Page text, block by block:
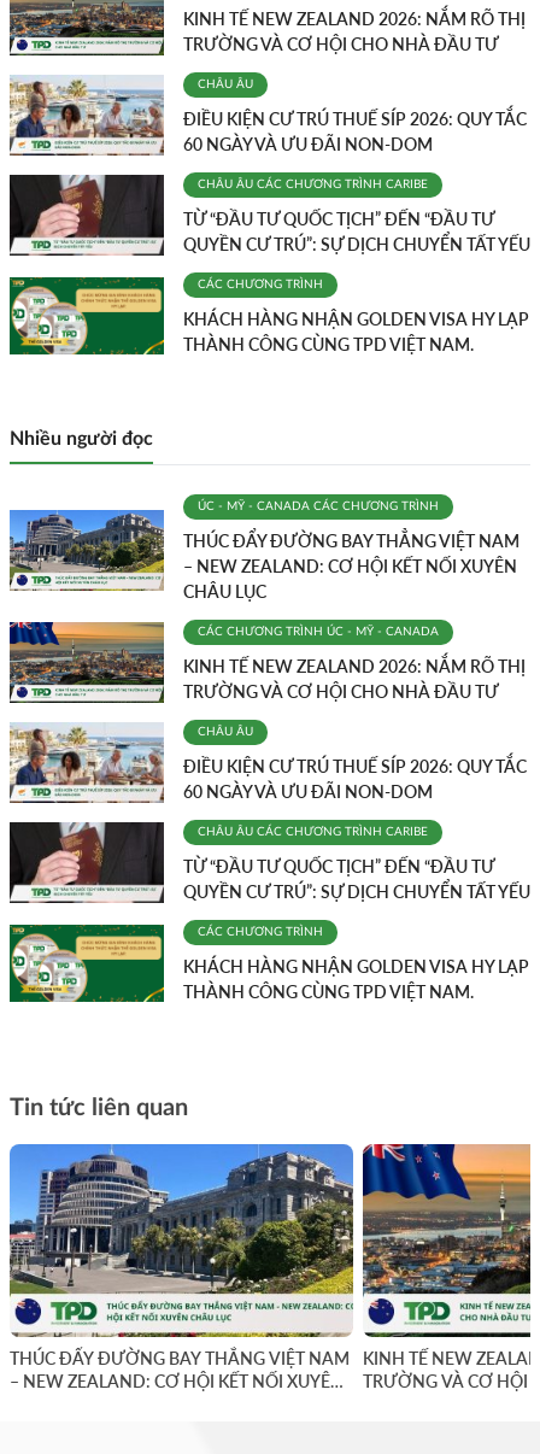
KINH TẾ NEW ZEALAND 2026: NẮM RÕ THỊ
TRƯỜNG VÀ CƠ HỘI CHO NHÀ ĐẦU TƯ
CHÂU ÂU
ĐIỀU KIỆN CƯ TRÚ THUẾ SÍP 2026: QUY TẮC
60 NGÀY VÀ ƯU ĐÃI NON-DOM
CHÂU ÂU CÁC CHƯƠNG TRÌNH CARIBE
TỪ “ĐẦU TƯ QUỐC TỊCH” ĐẾN “ĐẦU TƯ
QUYỀN CƯ TRÚ”: SỰ DỊCH CHUYỂN TẤT YẾU
CÁC CHƯƠNG TRÌNH
KHÁCH HÀNG NHẬN GOLDEN VISA HY LẠP
THÀNH CÔNG CÙNG TPD VIỆT NAM.
Nhiều người đọc
ÚC - MỸ - CANADA CÁC CHƯƠNG TRÌNH
THÚC ĐẨY ĐƯỜNG BAY THẲNG VIỆT NAM
– NEW ZEALAND: CƠ HỘI KẾT NỐI XUYÊN
CHÂU LỤC
CÁC CHƯƠNG TRÌNH ÚC - MỸ - CANADA
KINH TẾ NEW ZEALAND 2026: NẮM RÕ THỊ
TRƯỜNG VÀ CƠ HỘI CHO NHÀ ĐẦU TƯ
CHÂU ÂU
ĐIỀU KIỆN CƯ TRÚ THUẾ SÍP 2026: QUY TẮC
60 NGÀY VÀ ƯU ĐÃI NON-DOM
CHÂU ÂU CÁC CHƯƠNG TRÌNH CARIBE
TỪ “ĐẦU TƯ QUỐC TỊCH” ĐẾN “ĐẦU TƯ
QUYỀN CƯ TRÚ”: SỰ DỊCH CHUYỂN TẤT YẾU
CÁC CHƯƠNG TRÌNH
KHÁCH HÀNG NHẬN GOLDEN VISA HY LẠP
THÀNH CÔNG CÙNG TPD VIỆT NAM.
Tin tức liên quan
THÚC ĐẨY ĐƯỜNG BAY THẲNG VIỆT NAM
– NEW ZEALAND: CƠ HỘI KẾT NỐI XUYÊN
KINH TẾ NEW
TRƯỜNG VÀ CƠ HỘI